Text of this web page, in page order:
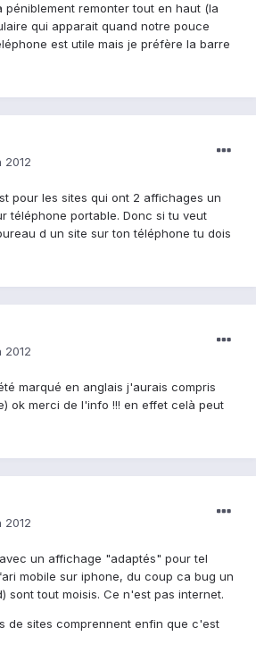
remonter tout en haut (la
qui apparait quand notre pouce
est utile mais je préfère la barre
2012
pour les sites qui ont 2 affichages un
téléphone portable. Donc si tu veut
d un site sur ton téléphone tu dois
2012
marqué en anglais j'aurais compris
ok merci de l'info !!! en effet celà peut
2012
un affichage "adaptés" pour tel
mobile sur iphone, du coup ca bug un
sont tout moisis. Ce n'est pas internet.
de sites comprennent enfin que c'est